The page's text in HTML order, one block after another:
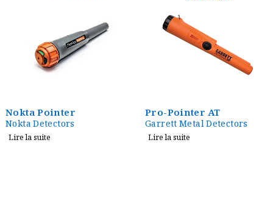
Nokta Pointer
Nokta Detectors
Lire la suite
Pro-Pointer AT
Garrett Metal Detectors
Lire la suite